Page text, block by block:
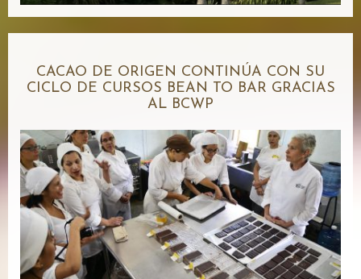
CACAO DE ORIGEN CONTINÚA CON SU
CICLO DE CURSOS BEAN TO BAR GRACIAS
AL BCWP